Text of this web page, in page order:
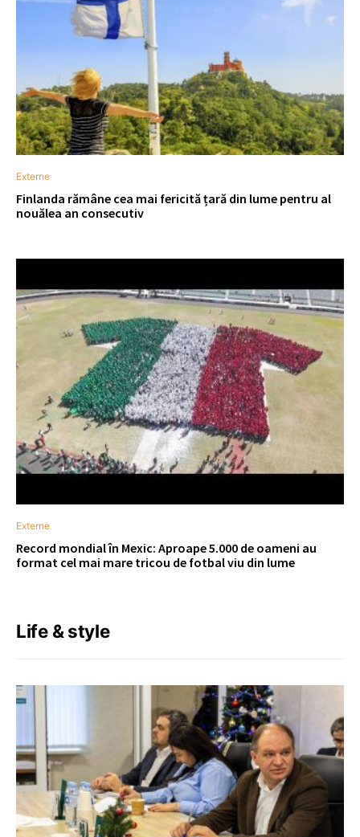
Externe
Finlanda rămâne cea mai fericită țară din lume pentru al
nouălea an consecutiv
Externe
Record mondial în Mexic: Aproape 5.000 de oameni au
format cel mai mare tricou de fotbal viu din lume
Life & style